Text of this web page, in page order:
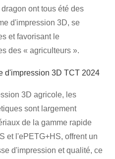
ont tous été des
d'impression 3D, se
et favorisant le
des « agriculteurs ».
3D agricole, les
sont largement
de la gamme rapide
et l'ePETG+HS, offrent un
d'impression et qualité, ce